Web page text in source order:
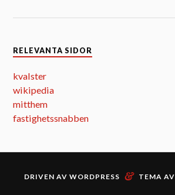
RELEVANTA SIDOR
kvalster
wikipedia
mitthem
fastighetssnabben
DRIVEN AV WORDPRESS & TEMA AV